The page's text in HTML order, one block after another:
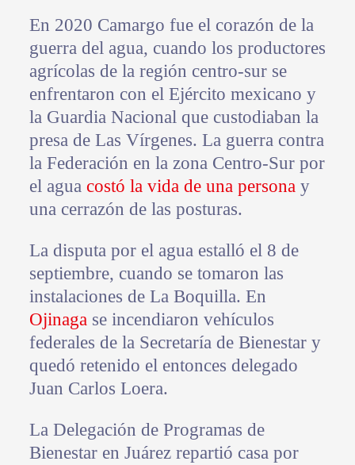
En 2020 Camargo fue el corazón de la
guerra del agua, cuando los productores
agrícolas de la región centro-sur se
enfrentaron con el Ejército mexicano y
la Guardia Nacional que custodiaban la
presa de Las Vírgenes. La guerra contra
la Federación en la zona Centro-Sur por
el agua costó la vida de una personay
una cerrazón de las posturas.
La disputa por el agua estalló el 8 de
septiembre, cuando se tomaron las
instalaciones de La Boquilla. En
Ojinagase incendiaron vehículos
federales de la Secretaría de Bienestar y
quedó retenido el entonces delegado
Juan Carlos Loera.
La Delegación de Programas de
Bienestar en Juárez repartió casa por